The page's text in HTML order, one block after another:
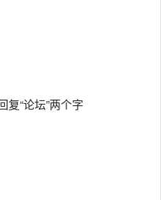
复“论坛”两个字